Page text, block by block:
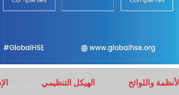
الأنظمة واللوائح الهيكل التنظيمي